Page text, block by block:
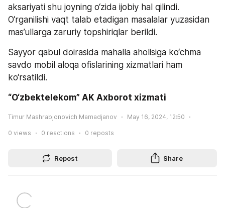
aksariyati shu joyning o‘zida ijobiy hal qilindi.
O‘rganilishi vaqt talab etadigan masalalar yuzasidan
mas’ullarga zaruriy topshiriqlar berildi.
Sayyor qabul doirasida mahalla aholisiga ko‘chma
savdo mobil aloqa ofislarining xizmatlari ham
ko‘rsatildi.
“O‘zbektelekom” AK Axborot xizmati
Timur Mashrabjonovich Mamadjanov May 16, 2024, 12:50
0 views 0 reactions 0 reposts
Repost Share